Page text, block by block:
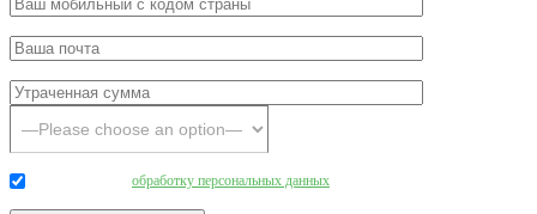
обработку персональных данных